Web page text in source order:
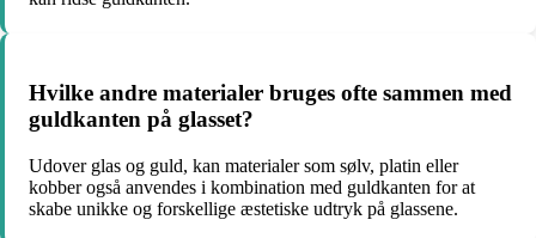
Hvilke andre materialer bruges ofte sammen med
guldkanten på glasset?
Udover glas og guld, kan materialer som sølv, platin eller
kobber også anvendes i kombination med guldkanten for at
skabe unikke og forskellige æstetiske udtryk på glassene.